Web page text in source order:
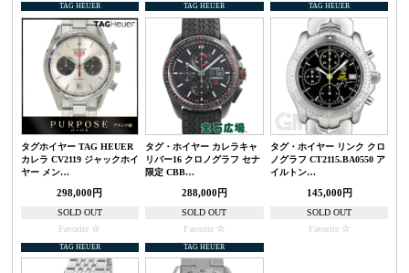
TAG HEUER
タグホイヤー TAG HEUER
カレラ CV2119 ジャックホイ
ヤー メン…
298,000円
SOLD OUT
Favorite
TAG HEUER
タグ・ホイヤー カレラキャ
リバー16 クロノグラフ セナ
限定 CBB…
288,000円
SOLD OUT
Favorite
TAG HEUER
タグ・ホイヤー リンク クロ
ノグラフ CT2115.BA0550 ア
イルトン…
145,000円
SOLD OUT
Favorite
TAG HEUER TAG HEUER